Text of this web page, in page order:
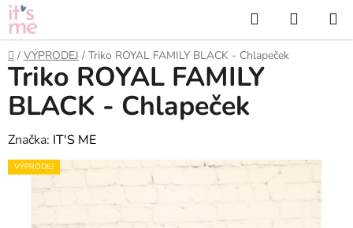
Přejít
na
obsah
Hledat
KOŠÍK
Domů
/ VÝPRODEJ / Triko ROYAL FAMILY BLACK - Chlapeček
Triko ROYAL FAMILY
BLACK - Chlapeček
Značka: IT'S ME
VÝPRODEJ